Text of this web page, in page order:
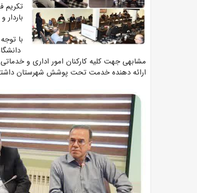
تکریم
با
مشابهی جهت کلیه کارکنان امور اداری و
ارائه دهنده خدمت تحت پوشش شهرستان